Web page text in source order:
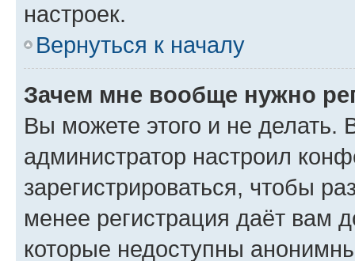
настроек.
Вернуться к началу
Зачем мне вообще нужно
Вы можете этого и не делать.
администратор настроил
зарегистрироваться, чтобы
менее регистрация даёт вам
которые недоступны